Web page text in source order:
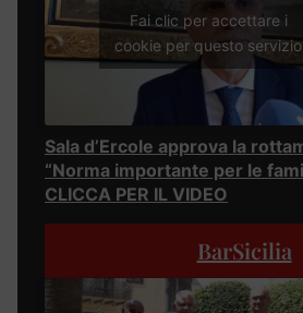
Fai clic per accettare i
cookie per questo servizio
Sala d’Ercole approva la
“Norma importante per le
CLICCA PER IL VIDEO
BarSicilia